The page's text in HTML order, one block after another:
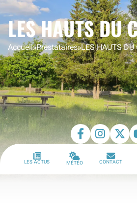
LES HAUTS DU
Accueil»Prestataires»LES HAUTS DU
LES ACTUS MÉTÉO CONTACT